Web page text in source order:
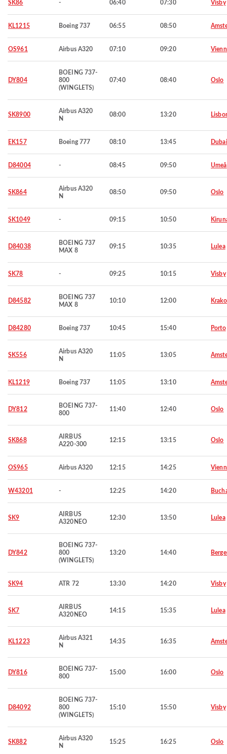
SK86 - 06:40 07:30 Visby
KL1215 Boeing 737 06:55 08:50
OS961 Airbus A320 07:10 09:20
DY804
BOEING 737-
800
(WINGLETS)
07:40 08:40 Oslo
SK8900
Airbus A320
N
08:00 13:20
EK157 Boeing 777 08:10 13:45 Dubai
D84004 - 08:45 09:50 Umeå
SK864
Airbus A320
N
08:50 09:50 Oslo
SK1049 - 09:15 10:50
D84038
BOEING 737
MAX 8
09:15 10:35 Lulea
SK78 - 09:25 10:15 Visby
D84582
BOEING 737
MAX 8
10:10 12:00
D84280 Boeing 737 10:45 15:40 Porto
SK556
Airbus A320
N
11:05 13:05
KL1219 Boeing 737 11:05 13:10
DY812
BOEING 737-
800
11:40 12:40 Oslo
SK868
AIRBUS
A220-300
12:15 13:15 Oslo
OS965 Airbus A320 12:15 14:25
W43201 - 12:25 14:20
SK9
AIRBUS
A320NEO
12:30 13:50 Lulea
DY842
BOEING 737-
800
(WINGLETS)
13:20 14:40
SK94 ATR 72 13:30 14:20 Visby
SK7
AIRBUS
A320NEO
14:15 15:35 Lulea
KL1223
Airbus A321
N
14:35 16:35
DY816
BOEING 737-
800
15:00 16:00 Oslo
D84092
BOEING 737-
800
(WINGLETS)
15:10 15:50 Visby
SK882
Airbus A320
N
15:25 16:25 Oslo